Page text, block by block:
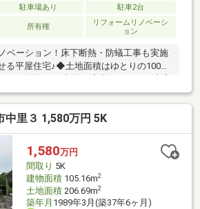
駐車場あり 駐車2台
所有権
リフォームリノベーシ
ョン
ベーション！床下断熱・防蟻工事も実施
る平屋住宅♪◆土地面積はゆとりの100
ーム付きで、収納や家事スペースも充実
6分、第四中学校まで徒歩約10分！子育
◆スーパー・コンビニ・ドラッグストア
日の買い物にも便利です＝周辺環境＝・
約6分・セブンイレブン山形鈴川3丁目店
ラッグ山形鈴川店まで徒歩約4分・山形
約6分・山形市立第四中学校まで徒歩約
中里３ 1,580万円 5K
1,580万円
間取り 5K
建物面積105.16m2
土地面積206.69m2
築年月 1989年3月(築37年6ヶ月)